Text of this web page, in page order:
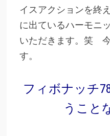
イスアクションを終
に出ているハーモニ
いただきます。笑
す。
フィボナッチ
うこと